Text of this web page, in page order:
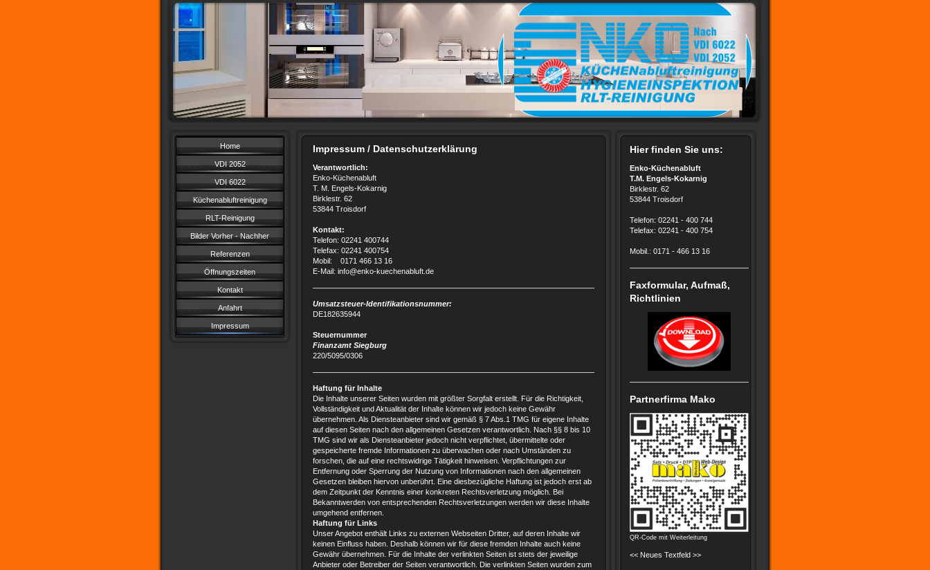
Home
VDI 2052
VDI 6022
Küchenabluftreinigung
RLT-Reinigung
Bilder Vorher - Nachher
Referenzen
Öffnungszeiten
Kontakt
Anfahrt
Impressum
Impressum / Datenschutzerklärung
Verantwortlich:
Enko-Küchenabluft
T. M. Engels-Kokarnig
Birklestr. 62
53844 Troisdorf
Kontakt:
Telefon: 02241 400744
Telefax: 02241 400754
Mobil: 0171 466 13 16
E-Mail: info@enko-kuechenabluft.de
Umsatzsteuer-Identifikationsnummer:
DE182635944
Steuernummer
Finanzamt Siegburg
220/5095/0306
Haftung für Inhalte
Die Inhalte unserer Seiten wurden mit größter Sorgfalt erstellt. Für die Richtigkeit,
Vollständigkeit und Aktualität der Inhalte können wir jedoch keine Gewähr
übernehmen. Als Diensteanbieter sind wir gemäß § 7 Abs.1 TMG für eigene Inhalte
auf diesen Seiten nach den allgemeinen Gesetzen verantwortlich. Nach §§ 8 bis 10
TMG sind wir als Diensteanbieter jedoch nicht verpflichtet, übermittelte oder
gespeicherte fremde Informationen zu überwachen oder nach Umständen zu
forschen, die auf eine rechtswidrige Tätigkeit hinweisen. Verpflichtungen zur
Entfernung oder Sperrung der Nutzung von Informationen nach den allgemeinen
Gesetzen bleiben hiervon unberührt. Eine diesbezügliche Haftung ist jedoch erst ab
dem Zeitpunkt der Kenntnis einer konkreten Rechtsverletzung möglich. Bei
Bekanntwerden von entsprechenden Rechtsverletzungen werden wir diese Inhalte
umgehend entfernen.
Haftung für Links
Unser Angebot enthält Links zu externen Webseiten Dritter, auf deren Inhalte wir
keinen Einfluss haben. Deshalb können wir für diese fremden Inhalte auch keine
Gewähr übernehmen. Für die Inhalte der verlinkten Seiten ist stets der jeweilige
Anbieter oder Betreiber der Seiten verantwortlich. Die verlinkten Seiten wurden zum
Hier finden Sie uns:
Enko-Küchenabluft
T.M. Engels-Kokarnig
Birklestr. 62
53844 Troisdorf
Telefon: 02241 - 400 744
Telefax: 02241 - 400 754
Mobil.: 0171 - 466 13 16
Faxformular, Aufmaß,
Richtlinien
Partnerfirma Mako
QR-Code mit Weiterleitung
<< Neues Textfeld >>